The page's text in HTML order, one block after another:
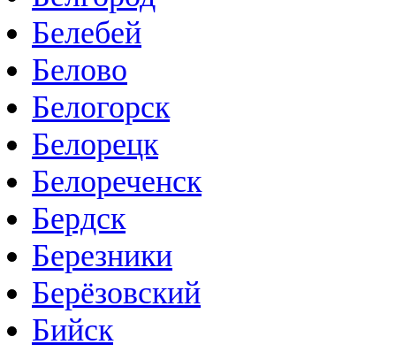
Белебей
Белово
Белогорск
Белорецк
Белореченск
Бердск
Березники
Берёзовский
Бийск